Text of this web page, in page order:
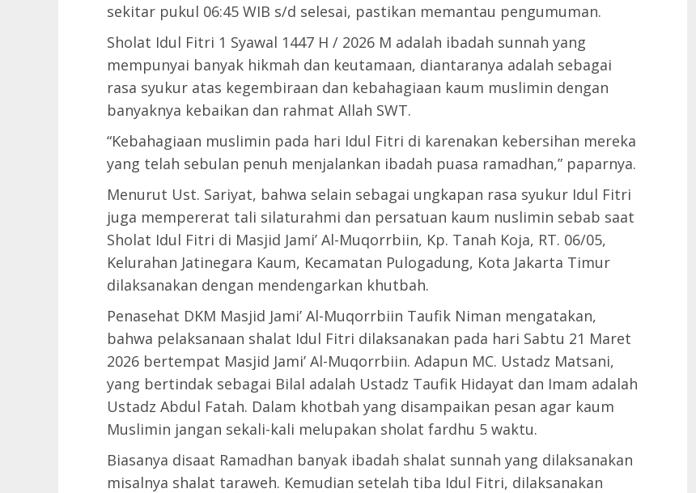
sekitar pukul 06:45 WIB s/d selesai, pastikan memantau pengumuman.
Sholat Idul Fitri 1 Syawal 1447 H / 2026 M adalah ibadah sunnah yang
mempunyai banyak hikmah dan keutamaan, diantaranya adalah sebagai
rasa syukur atas kegembiraan dan kebahagiaan kaum muslimin dengan
banyaknya kebaikan dan rahmat Allah SWT.
“Kebahagiaan muslimin pada hari Idul Fitri di karenakan kebersihan mereka
yang telah sebulan penuh menjalankan ibadah puasa ramadhan,” paparnya.
Menurut Ust. Sariyat, bahwa selain sebagai ungkapan rasa syukur Idul Fitri
juga mempererat tali silaturahmi dan persatuan kaum nuslimin sebab saat
Sholat Idul Fitri di Masjid Jami’ Al-Muqorrbiin, Kp. Tanah Koja, RT. 06/05,
Kelurahan Jatinegara Kaum, Kecamatan Pulogadung, Kota Jakarta Timur
dilaksanakan dengan mendengarkan khutbah.
Penasehat DKM Masjid Jami’ Al-Muqorrbiin Taufik Niman mengatakan,
bahwa pelaksanaan shalat Idul Fitri dilaksanakan pada hari Sabtu 21 Maret
2026 bertempat Masjid Jami’ Al-Muqorrbiin. Adapun MC. Ustadz Matsani,
yang bertindak sebagai Bilal adalah Ustadz Taufik Hidayat dan Imam adalah
Ustadz Abdul Fatah. Dalam khotbah yang disampaikan pesan agar kaum
Muslimin jangan sekali-kali melupakan sholat fardhu 5 waktu.
Biasanya disaat Ramadhan banyak ibadah shalat sunnah yang dilaksanakan
misalnya shalat taraweh. Kemudian setelah tiba Idul Fitri, dilaksanakan